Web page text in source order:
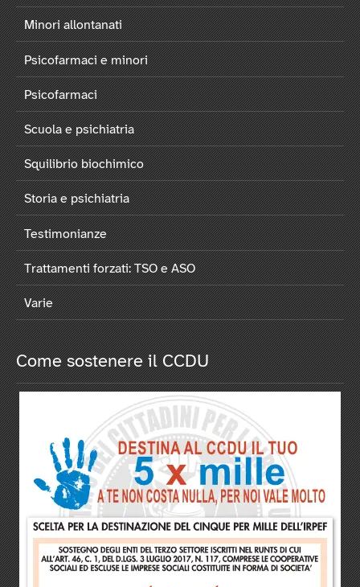
Minori allontanati
Psicofarmaci e minori
Psicofarmaci
Scuola e psichiatria
Squilibrio biochimico
Storia e psichiatria
Testimonianze
Trattamenti forzati: TSO e ASO
Varie
Come sostenere il CCDU